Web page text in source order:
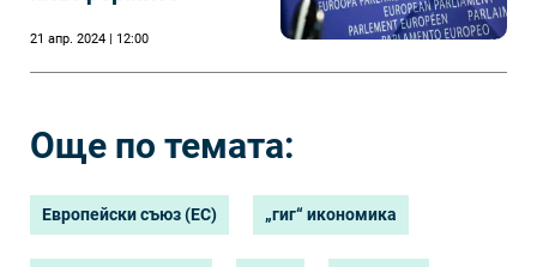
21 апр. 2024 | 12:00
Още по темата:
Европейски съюз (ЕС) „гиг“ икономика